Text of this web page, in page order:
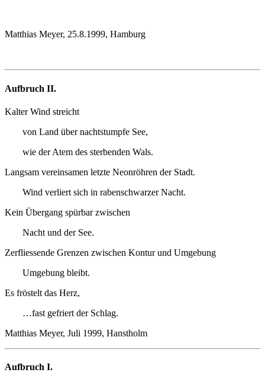
Matthias Meyer, 25.8.1999, Hamburg
Aufbruch II.
Kalter Wind streicht
von Land über nachtstumpfe See,
wie der Atem des sterbenden Wals.
Langsam vereinsamen letzte Neonröhren der Stadt.
Wind verliert sich in rabenschwarzer Nacht.
Kein Übergang spürbar zwischen
Nacht und der See.
Zerfliessende Grenzen zwischen Kontur und Umgebung
Umgebung bleibt.
Es fröstelt das Herz,
…fast gefriert der Schlag.
Matthias Meyer, Juli 1999, Hanstholm
Aufbruch I.